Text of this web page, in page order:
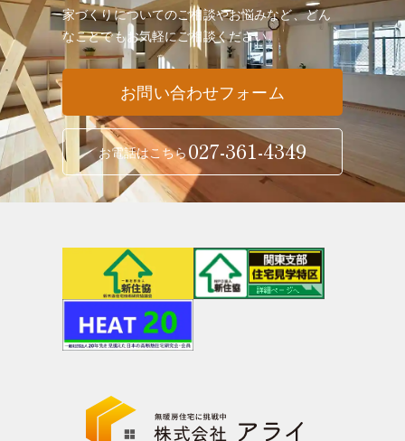
家づくりについてのご相談やお悩みなど、どん
なことでもお気軽にご相談ください。
お問い合わせフォーム
お電話はこちら 027-361-4349